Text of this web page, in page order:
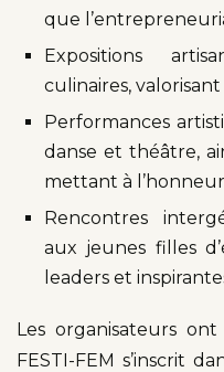
que
Expositions
culinaires,
Performances
danse et théâtre,
mettant à
Rencontres
aux jeunes filles
leaders et
Les organisateurs
FESTI-FEM s’inscrit